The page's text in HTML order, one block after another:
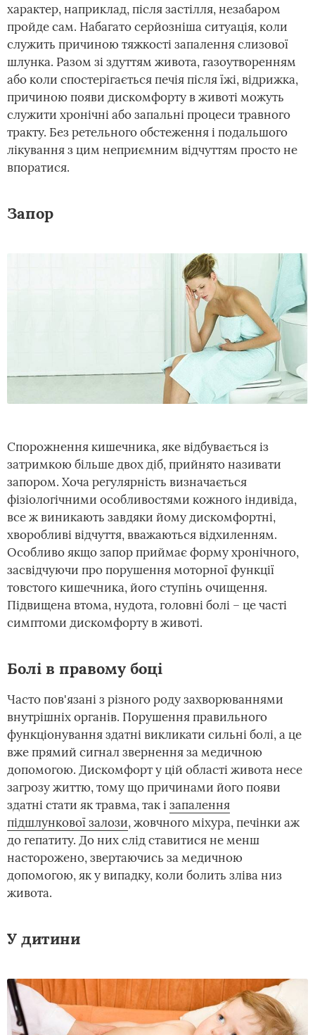
характер, наприклад, після застілля, незабаром
пройде сам. Набагато серйозніша ситуація, коли
служить причиною тяжкості запалення слизової
шлунка. Разом зі здуттям живота, газоутворенням
або коли спостерігається печія після їжі, відрижка,
причиною появи дискомфорту в животі можуть
служити хронічні або запальні процеси травного
тракту. Без ретельного обстеження і подальшого
лікування з цим неприємним відчуттям просто не
впоратися.
Запор
Спорожнення кишечника, яке відбувається із
затримкою більше двох діб, прийнято називати
запором. Хоча регулярність визначається
фізіологічними особливостями кожного індивіда,
все ж виникають завдяки йому дискомфортні,
хворобливі відчуття, вважаються відхиленням.
Особливо якщо запор приймає форму хронічного,
засвідчуючи про порушення моторної функції
товстого кишечника, його ступінь очищення.
Підвищена втома, нудота, головні болі – це часті
симптоми дискомфорту в животі.
Болі в правому боці
Часто пов'язані з різного роду захворюваннями
внутрішніх органів. Порушення правильного
функціонування здатні викликати сильні болі, а це
вже прямий сигнал звернення за медичною
допомогою. Дискомфорт у цій області живота несе
загрозу життю, тому що причинами його появи
здатні стати як травма, так ізапалення
підшлункової залози, жовчного міхура, печінки аж
до гепатиту. До них слід ставитися не менш
насторожено, звертаючись за медичною
допомогою, як у випадку, коли болить зліва низ
живота.
У дитини